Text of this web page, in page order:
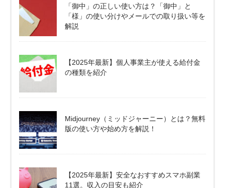
「御中」の正しい使い方は？「御中」と
「様」の使い分けやメールでの取り扱い等を
解説
【2025年最新】個人事業主が使える給付金
の種類を紹介
Midjourney（ミッドジャーニー）とは？無料
版の使い方や始め方を解説！
【2025年最新】安全なおすすめスマホ副業
11選。収入の目安も紹介